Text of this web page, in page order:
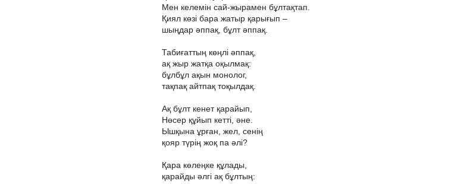
Мен келемін сай-жырамен бұлтақтап.
Қиял көзі бара жатыр қарығып –
шыңдар әппақ, бұлт әппақ.
Табиғаттың көңлі әппақ,
ақ жыр жатқа оқылмақ:
бұлбұл ақын монолог,
тақпақ айтпақ тоқылдақ.
Ақ бұлт кенет қарайып,
Нөсер құйып кетті, әне.
Ышқына ұрған, жел, сенің
қояр түрің жоқ па әлі?
Қара көлеңке құлады,
қарайды әлгі ақ бұлтың: